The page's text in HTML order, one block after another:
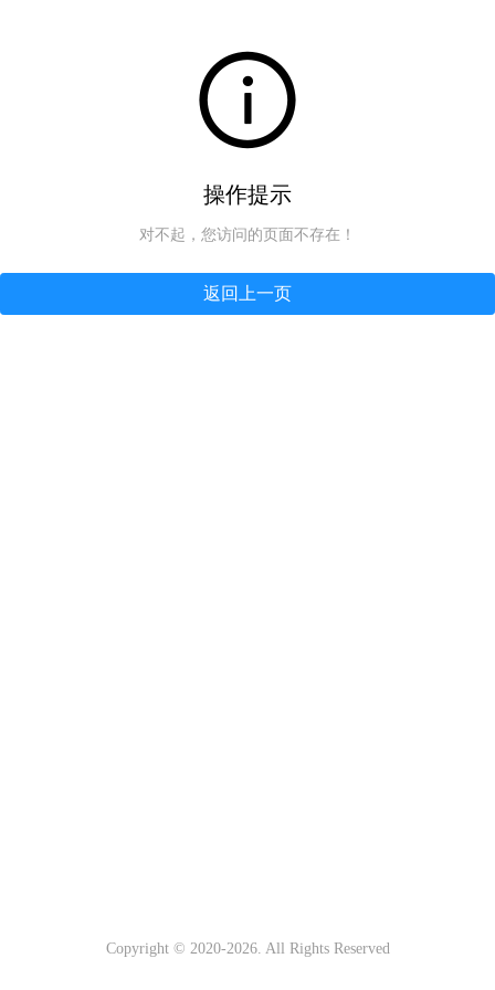
操作提示
对不起，您访问的页面不存在！
返回上一页
Copyright © 2020-2026. All Rights Reserved